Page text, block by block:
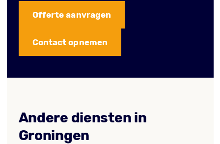
Offerte aanvragen
Contact opnemen
Andere diensten in
Groningen